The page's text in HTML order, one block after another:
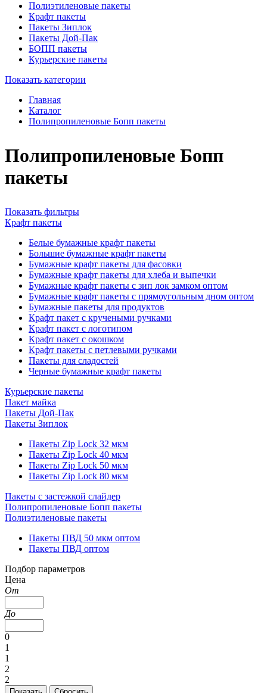
Полиэтиленовые пакеты
Крафт пакеты
Пакеты Зиплок
Пакеты Дой-Пак
БОПП пакеты
Курьерские пакеты
Показать категории
Главная
Каталог
Полипропиленовые Бопп пакеты
Полипропиленовые Бопп
пакеты
Показать фильтры
Крафт пакеты
Белые бумажные крафт пакеты
Большие бумажные крафт пакеты
Бумажные крафт пакеты для фасовки
Бумажные крафт пакеты для хлеба и выпечки
Бумажные крафт пакеты с зип лок замком оптом
Бумажные крафт пакеты с прямоугольным дном оптом
Бумажные пакеты для продуктов
Крафт пакет с кручеными ручками
Крафт пакет с логотипом
Крафт пакет с окошком
Крафт пакеты с петлевыми ручками
Пакеты для сладостей
Черные бумажные крафт пакеты
Курьерские пакеты
Пакет майка
Пакеты Дой-Пак
Пакеты Зиплок
Пакеты Zip Lock 32 мкм
Пакеты Zip Lock 40 мкм
Пакеты Zip Lock 50 мкм
Пакеты Zip Lock 80 мкм
Пакеты с застежкой слайдер
Полипропиленовые Бопп пакеты
Полиэтиленовые пакеты
Пакеты ПВД 50 мкм оптом
Пакеты ПВД оптом
Подбор параметров
Цена
От
До
0
1
1
2
2